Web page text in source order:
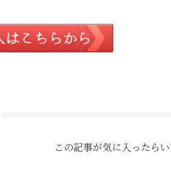
この記事が気に入ったら